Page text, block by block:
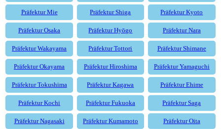
Präfektur Mie Präfektur Shiga Präfektur Kyoto
Präfektur Osaka Präfektur Hyōgo Präfektur Nara
Präfektur Wakayama Präfektur Tottori Präfektur Shimane
Präfektur Okayama Präfektur Hiroshima Präfektur Yamaguchi
Präfektur Tokushima Präfektur Kagawa Präfektur Ehime
Präfektur Kochi Präfektur Fukuoka Präfektur Saga
Präfektur Nagasaki Präfektur Kumamoto Präfektur Oita